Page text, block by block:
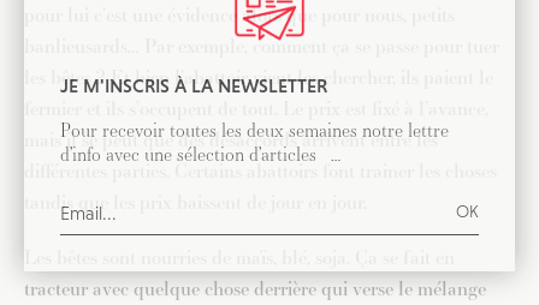
pour lui c’est une évidence alors que pour nous, petits
banlieusards… Par exemple, comment ça se passe pour tuer
les bêtes ? Et bien l’abattoir vient les chercher, ils paient le
mais il se peut que des désaccords arrivent entre les
tandis que les prix baissent de jour en jour.
tracteur avec quelque chose derrière qui verse le mélange
JE M'INSCRIS À LA NEWSLETTER
Pour recevoir toutes les deux semaines notre lettre
d’info avec une sélection d’articles …